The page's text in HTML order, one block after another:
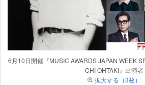
6月10日開催『MUSIC AWARDS JAPAN WEEK
CHI OHTAKI』出演者
拡大する（3枚）